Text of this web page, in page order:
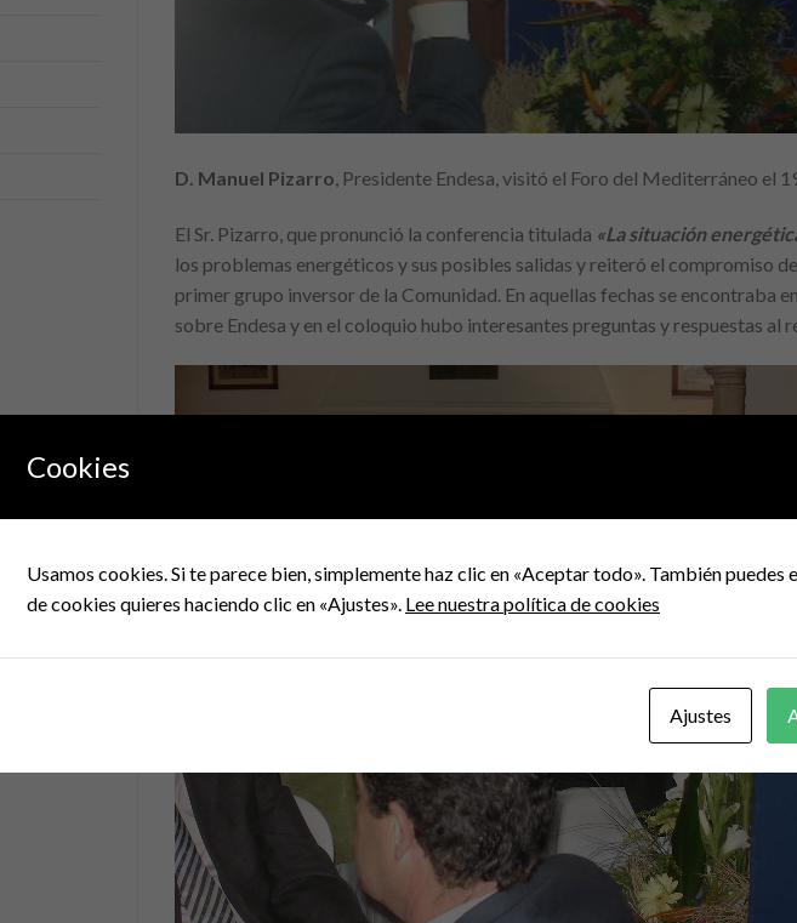
D. Manuel Pizarro, Presidente Endesa, visitó el Foro del Mediterráneo el
El Sr. Pizarro, que pronunció la conferencia titulada «La situación
los problemas energéticos y sus posibles salidas y reiteró el compromiso
primer grupo inversor de la Comunidad. En aquellas fechas se encontraba
sobre Endesa y en el coloquio hubo interesantes preguntas y respuestas al
Cookies
Usamos cookies. Si te parece bien, simplemente haz clic en «Aceptar todo». También puedes
de cookies quieres haciendo clic en «Ajustes». Lee nuestra política de cookies
Ajustes